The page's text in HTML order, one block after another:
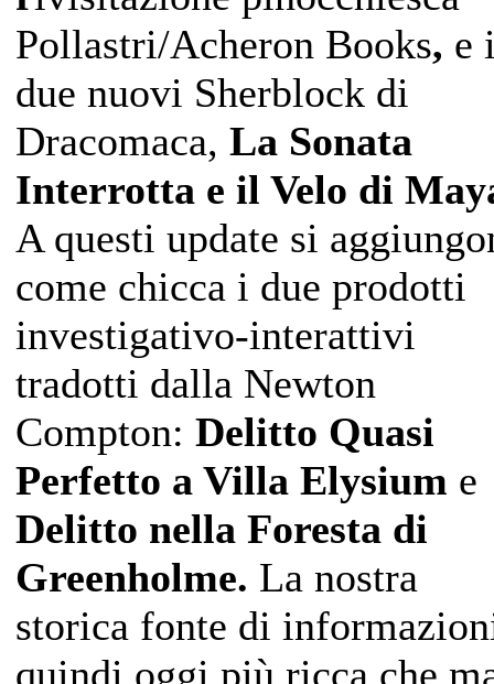
Pollastri/Acheron Books, e
due nuovi Sherblock di
Dracomaca, La Sonata
Interrotta e il Velo di
A questi update si
come chicca i due prodotti
investigativo-interattivi
tradotti dalla Newton
Compton: Delitto Quasi
Perfetto a Villa Elysium e
Delitto nella Foresta di
Greenholme. La nostra
storica fonte di
quindi oggi più ricca che